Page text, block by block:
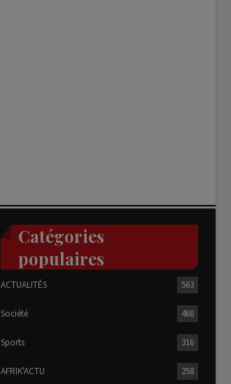
Catégories
populaires
ACTUALITÉS 563
Société 468
Sports 316
AFRIK'ACTU 258